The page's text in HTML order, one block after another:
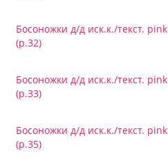
Босоножки д/д иск.к./текст. pink
(р.32)
Босоножки д/д иск.к./текст. pink
(р.33)
Босоножки д/д иск.к./текст. pink
(р.35)